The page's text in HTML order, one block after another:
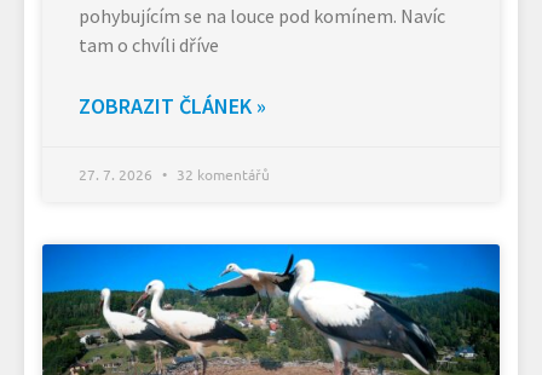
pohybujícím se na louce pod komínem. Navíc
tam o chvíli dříve
ZOBRAZIT ČLÁNEK »
27. 7. 2026 32 komentářů